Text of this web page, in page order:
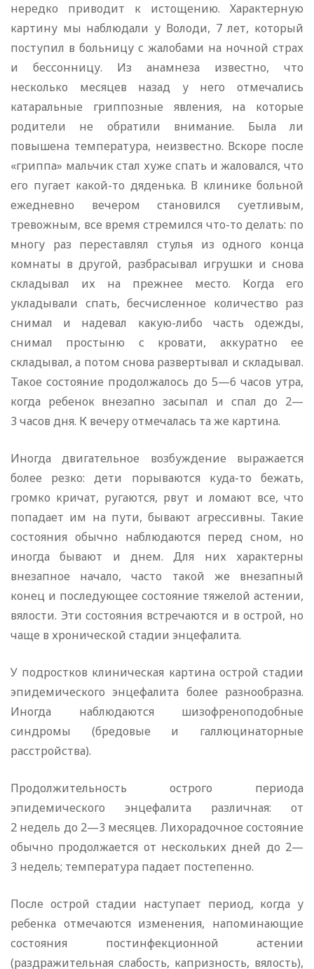
нередко приводит к истощению. Характерную
картину мы наблюдали у Володи, 7 лет, который
поступил в больницу с жалобами на ночной страх
и бессонницу. Из анамнеза известно, что
несколько месяцев назад у него отмечались
катаральные гриппозные явления, на которые
родители не обратили внимание. Была ли
повышена температура, неизвестно. Вскоре после
«гриппа» мальчик стал хуже спать и жаловался, что
его пугает какой-то дяденька. В клинике больной
ежедневно вечером становился суетливым,
тревожным, все время стремился что-то делать: по
многу раз переставлял стулья из одного конца
комнаты в другой, разбрасывал игрушки и снова
складывал их на прежнее место. Когда его
укладывали спать, бесчисленное количество раз
снимал и надевал какую-либо часть одежды,
снимал простыню с кровати, аккуратно ее
складывал, а потом снова развертывал и складывал.
Такое состояние продолжалось до 5—6 часов утра,
когда ребенок внезапно засыпал и спал до 2—
3 часов дня. К вечеру отмечалась та же картина.
Иногда двигательное возбуждение выражается
более резко: дети порываются куда-то бежать,
громко кричат, ругаются, рвут и ломают все, что
попадает им на пути, бывают агрессивны. Такие
состояния обычно наблюдаются перед сном, но
иногда бывают и днем. Для них характерны
внезапное начало, часто такой же внезапный
конец и последующее состояние тяжелой астении,
вялости. Эти состояния встречаются и в острой, но
чаще в хронической стадии энцефалита.
У подростков клиническая картина острой стадии
эпидемического энцефалита более разнообразна.
Иногда наблюдаются шизофреноподобные
синдромы (бредовые и галлюцинаторные
расстройства).
Продолжительность острого периода
эпидемического энцефалита различная: от
2 недель до 2—3 месяцев. Лихорадочное состояние
обычно продолжается от нескольких дней до 2—
3 недель; температура падает постепенно.
После острой стадии наступает период, когда у
ребенка отмечаются изменения, напоминающие
состояния постинфекционной астении
(раздражительная слабость, капризность, вялость),